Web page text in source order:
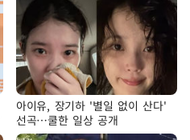
아이유, 장기하 '별일 없이 산다'
선곡…쿨한 일상 공개